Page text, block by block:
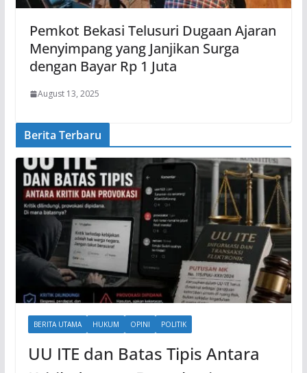
Pemkot Bekasi Telusuri Dugaan Ajaran
Menyimpang yang Janjikan Surga
dengan Bayar Rp 1 Juta
August 13, 2025
Berita Terbaru
BERITA UTAMA HUKUM OPINI POLITIK
UU ITE dan Batas Tipis Antara